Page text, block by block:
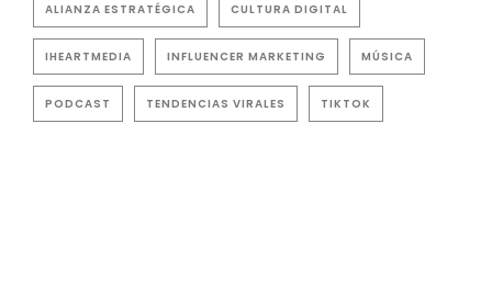
ALIANZA ESTRATÉGICA CULTURA DIGITAL
IHEARTMEDIA INFLUENCER MARKETING MÚSICA
PODCAST TENDENCIAS VIRALES TIKTOK